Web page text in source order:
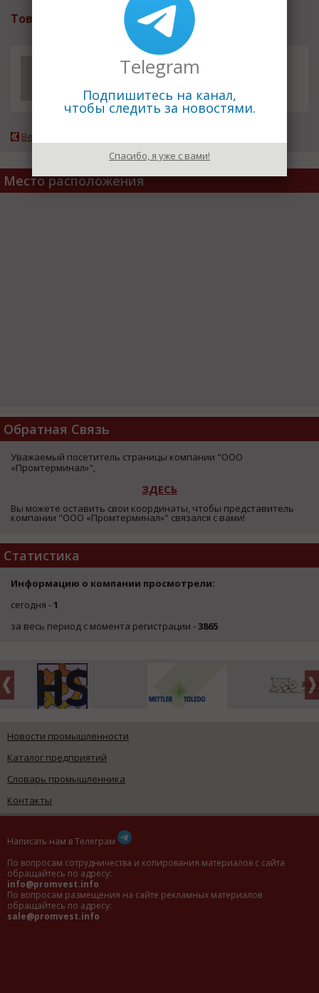
Товары и услуги
Услуги
Вернуться к каталогу
Место расположения
Обратная Связь
Уважаемый посетитель страницы компании "ООО
«Промтерминал»",
ЗДЕСЬ
Вы можете оставить свои координаты, чтобы представитель
компании "ООО «Промтерминал»" связался с вами!
Статистика
Информацию о компании просмотрели:
сегодня -1
за весь период с момента регистрации -3865
Новости промышленности
Каталог предприятий
Словарь промышленника
Контакты
Написать нам в Телеграм
По вопросам сотрудничества и копирования материалов с сайта
обращайтесь по адресу:
info@promvest.info
По вопросам размещения на сайте рекламных материалов
обращайтесь по адресу:
sale@promvest.info
Telegram
Подпишитесь на канал,
чтобы следить за новостями.
Спасибо, я уже с вами!